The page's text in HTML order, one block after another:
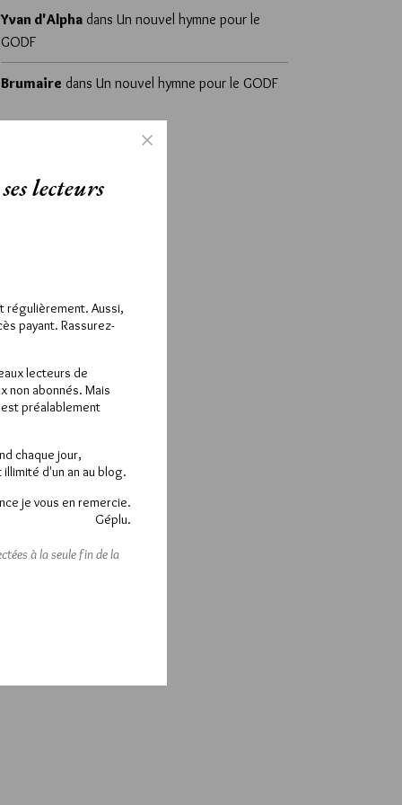
Yvan d'Alpha dans Un nouvel hymne pour le
GODF
Brumaire dans Un nouvel hymne pour le GODF
lecteurs
régulièrement. Aussi,
payant. Rassurez-
lecteurs de
non abonnés. Mais
préalablement
chaque jour,
d'un an au blog.
je vous en remercie.
Géplu.
à la seule fin de la